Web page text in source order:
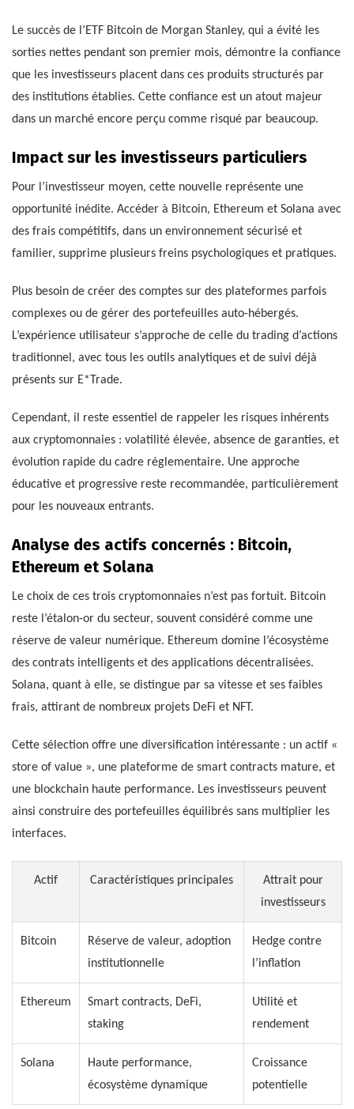
Le succès de l’ETF Bitcoin de Morgan Stanley, qui a évité les
sorties nettes pendant son premier mois, démontre la confiance
que les investisseurs placent dans ces produits structurés par
des institutions établies. Cette confiance est un atout majeur
dans un marché encore perçu comme risqué par beaucoup.
Impact sur les investisseurs particuliers
Pour l’investisseur moyen, cette nouvelle représente une
opportunité inédite. Accéder à Bitcoin, Ethereum et Solana avec
des frais compétitifs, dans un environnement sécurisé et
familier, supprime plusieurs freins psychologiques et pratiques.
Plus besoin de créer des comptes sur des plateformes parfois
complexes ou de gérer des portefeuilles auto-hébergés.
L’expérience utilisateur s’approche de celle du trading d’actions
traditionnel, avec tous les outils analytiques et de suivi déjà
présents sur E*Trade.
Cependant, il reste essentiel de rappeler les risques inhérents
aux cryptomonnaies : volatilité élevée, absence de garanties, et
évolution rapide du cadre réglementaire. Une approche
éducative et progressive reste recommandée, particulièrement
pour les nouveaux entrants.
Analyse des actifs concernés : Bitcoin,
Ethereum et Solana
Le choix de ces trois cryptomonnaies n’est pas fortuit. Bitcoin
reste l’étalon-or du secteur, souvent considéré comme une
réserve de valeur numérique. Ethereum domine l’écosystème
des contrats intelligents et des applications décentralisées.
Solana, quant à elle, se distingue par sa vitesse et ses faibles
frais, attirant de nombreux projets DeFi et NFT.
Cette sélection offre une diversification intéressante : un actif «
store of value », une plateforme de smart contracts mature, et
une blockchain haute performance. Les investisseurs peuvent
ainsi construire des portefeuilles équilibrés sans multiplier les
interfaces.
Actif Caractéristiques principales
Attrait pour
investisseurs
Bitcoin
Réserve de valeur, adoption
institutionnelle
Hedge contre
l’inflation
Ethereum
Smart contracts, DeFi,
staking
Utilité et
rendement
Solana
Haute performance,
écosystème dynamique
Croissance
potentielle